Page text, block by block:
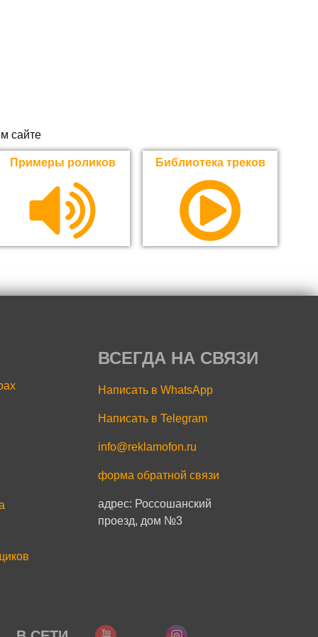
сайте
Примеры роликов Библиотека треков
ВСЕГДА НА СВЯЗИ
Написать в WhatsApp
Написать в Telegram
info@reklamofon.ru
форма обратной связи
адрес: Россошанский
проезд, дом №3